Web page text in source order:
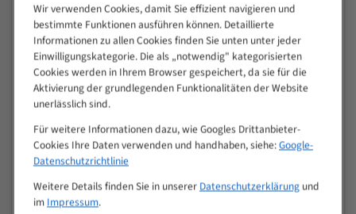
30
4/5
50
80
> 100
VOLLMATERIAL
M (mm)
Zähne pro
Zoll (ZpZ))
>
25
10/14
15 - 40
Wir verwenden Cookies, damit Sie effizient navigieren und
bestimmte Funktionen ausführen können. Detaillierte
Informationen zu allen Cookies finden Sie unten unter jeder
Einwilligungskategorie. Die als „notwendig" kategorisierten
Cookies werden in Ihrem Browser gespeichert, da sie für die
Aktivierung der grundlegenden Funktionalitäten der Website
unerlässlich sind.
Für weitere Informationen dazu, wie Googles Drittanbieter-
Cookies Ihre Daten verwenden und handhaben, siehe:Google-
Datenschutzrichtlinie
Weitere Details finden Sie in unserer Datenschutzerklärungund
im Impressum.